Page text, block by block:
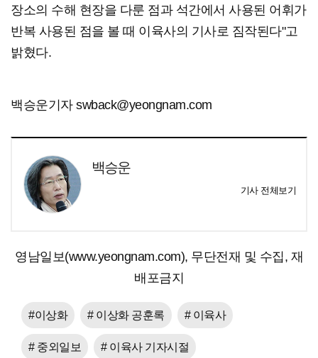
장소의 수해 현장을 다룬 점과 석간에서 사용된 어휘가
반복 사용된 점을 볼 때 이육사의 기사로 짐작된다"고
밝혔다.
백승운기자 swback@yeongnam.com
백승운
기사 전체보기
영남일보(www.yeongnam.com), 무단전재 및 수집, 재
배포금지
#이상화 # 이상화 공훈록 # 이육사
# 중외일보 # 이육사 기자시절